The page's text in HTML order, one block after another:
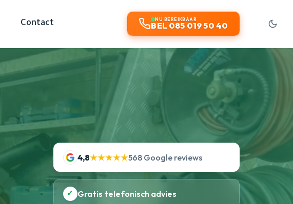
Contact NU BEREIKBAAR
BEL 085 019 50 40
4,8★★★★★568 Google reviews
✓ Gratis telefonisch advies